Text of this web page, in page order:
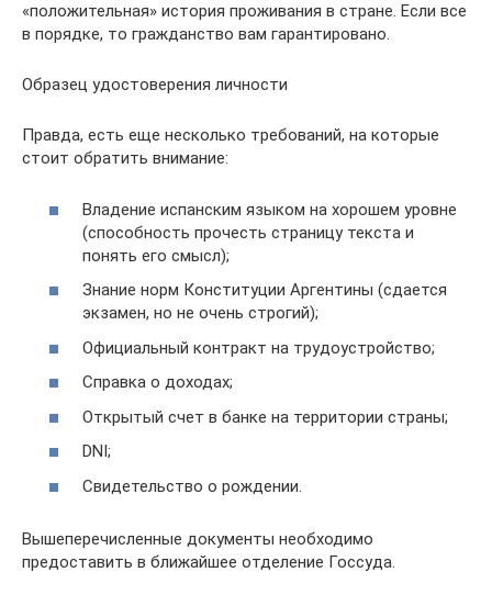
«положительная» история проживания в стране. Если все
в порядке, то гражданство вам гарантировано.
Образец удостоверения личности
Правда, есть еще несколько требований, на которые
стоит обратить внимание:
Владение испанским языком на хорошем уровне
(способность прочесть страницу текста и
понять его смысл);
Знание норм Конституции Аргентины (сдается
экзамен, но не очень строгий);
Официальный контракт на трудоустройство;
Справка о доходах;
Открытый счет в банке на территории страны;
DNI;
Свидетельство о рождении.
Вышеперечисленные документы необходимо
предоставить в ближайшее отделение Госсуда.